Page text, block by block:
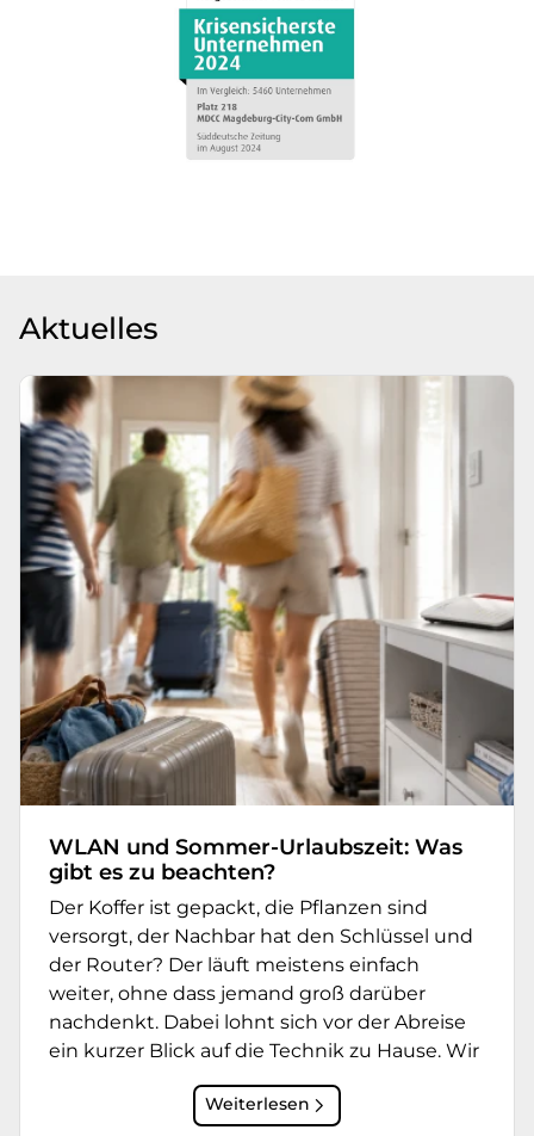
Aktuelles
WLAN und Sommer-Urlaubszeit: Was
gibt es zu beachten?
Der Koffer ist gepackt, die Pflanzen sind
versorgt, der Nachbar hat den Schlüssel und
der Router? Der läuft meistens einfach
weiter, ohne dass jemand groß darüber
nachdenkt. Dabei lohnt sich vor der Abreise
ein kurzer Blick auf die Technik zu Hause. Wir
Weiterlesen